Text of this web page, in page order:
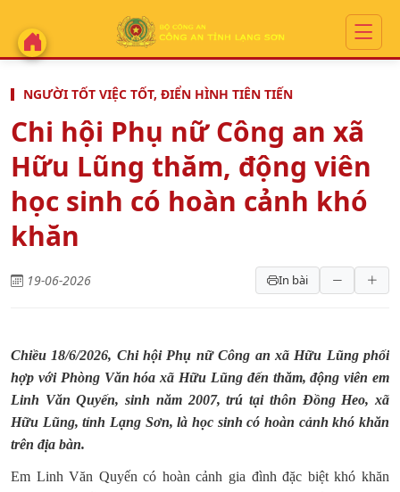
NGƯỜI TỐT VIỆC TỐT, ĐIỂN HÌNH TIÊN TIẾN
Chi hội Phụ nữ Công an xã
Hữu Lũng thăm, động viên
học sinh có hoàn cảnh khó
khăn
19-06-2026 In bài
Chiều 18/6/2026, Chi hội Phụ nữ Công an xã Hữu Lũng phối
hợp với Phòng Văn hóa xã Hữu Lũng đến thăm, động viên em
Linh Văn Quyến, sinh năm 2007, trú tại thôn Đồng Heo, xã
Hữu Lũng, tỉnh Lạng Sơn, là học sinh có hoàn cảnh khó khăn
trên địa bàn.
Em Linh Văn Quyến có hoàn cảnh gia đình đặc biệt khó khăn